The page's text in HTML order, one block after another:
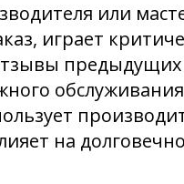
или
играет
предыдущих
на